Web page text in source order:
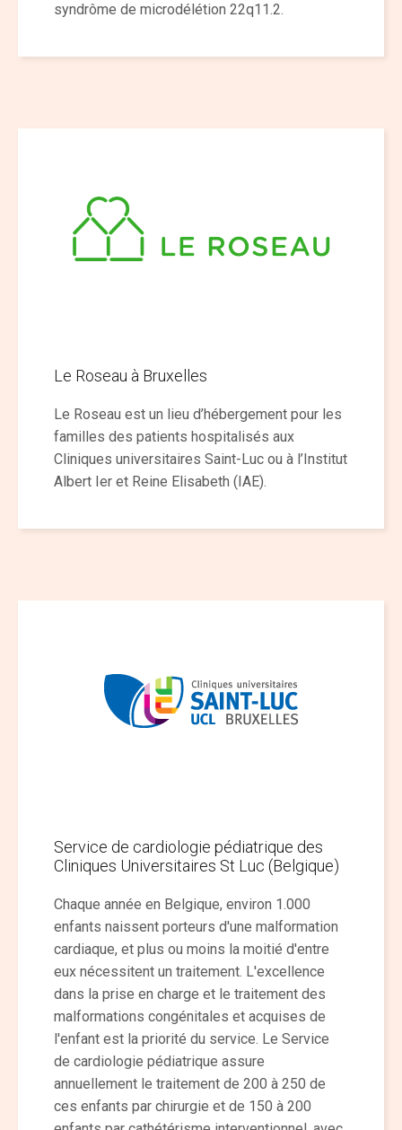
syndrôme de microdélétion 22q11.2.
Le Roseau à Bruxelles
Le Roseau est un lieu d’hébergement pour les
familles des patients hospitalisés aux
Cliniques universitaires Saint-Luc ou à l’Institut
Albert Ier et Reine Elisabeth (IAE).
Service de cardiologie pédiatrique des
Cliniques Universitaires St Luc (Belgique)
Chaque année en Belgique, environ 1.000
enfants naissent porteurs d'une malformation
cardiaque, et plus ou moins la moitié d'entre
eux nécessitent un traitement. L'excellence
dans la prise en charge et le traitement des
malformations congénitales et acquises de
l'enfant est la priorité du service. Le Service
de cardiologie pédiatrique assure
annuellement le traitement de 200 à 250 de
ces enfants par chirurgie et de 150 à 200